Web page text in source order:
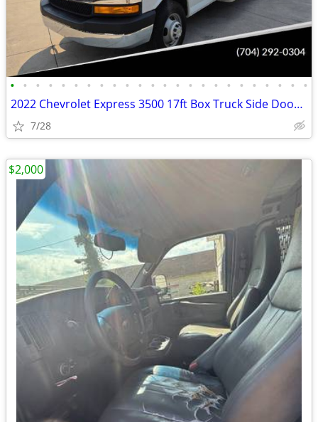
• • • • • • • • • • • • • • • • • • • • • • • •
2022 Chevrolet Express 3500 17ft Box Truck Side Door Delivery Van
7/28
$2,000